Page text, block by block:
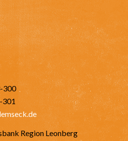
300
301
Region Leonberg